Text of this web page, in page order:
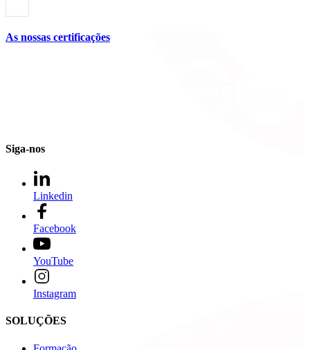
As nossas certificações
Siga-nos
Linkedin
Facebook
YouTube
Instagram
SOLUÇÕES